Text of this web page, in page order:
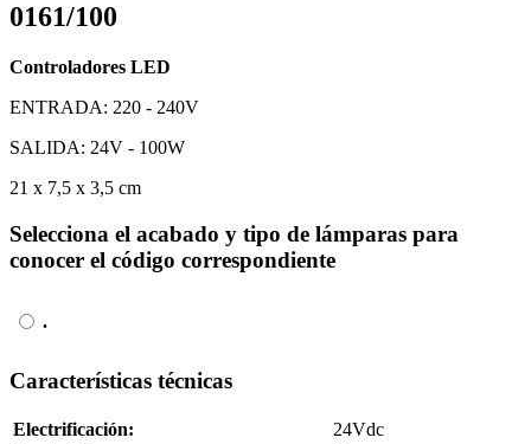
0161/100
Controladores LED
ENTRADA: 220 - 240V
SALIDA: 24V - 100W
21 x 7,5 x 3,5 cm
Selecciona el acabado y tipo de lámparas para
conocer el código correspondiente
.
Características técnicas
Electrificación:
24Vdc